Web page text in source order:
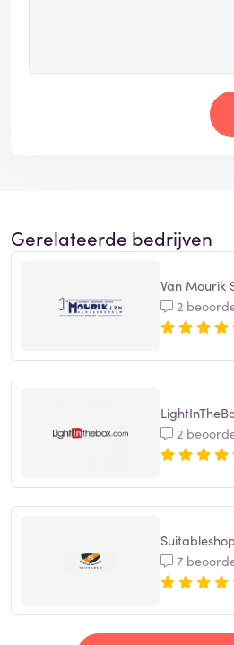
Gerelateerde bedrijven
Van Mourik
2
2
Suitableshop
7